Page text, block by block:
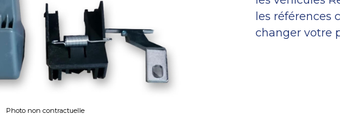
les références
changer votre
Photo non contractuelle